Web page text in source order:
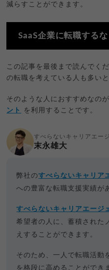
減らすことができます。
SaaS企業に転職するな
この記事を最後まで読んでく
の転職を考えている人も多いと
そのような人におすすめなのが
ント
を利用することです。
すべらないキャリアエー
末永雄大
弊社のすべらないキャリア
への豊富な転職支援実績が
すべらないキャリアエージ
希望者の人に、蓄積された
えすることができます。
そのため、一人で転職活動
を格段に高めることができ